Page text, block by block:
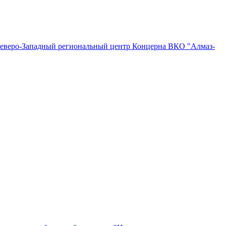
Западный региональный центр Концерна ВКО "Алмаз-